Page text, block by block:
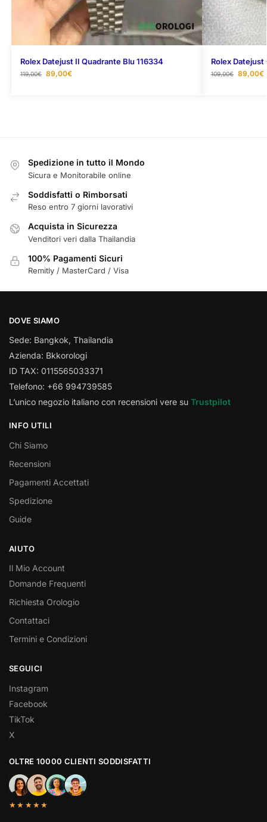
Rolex Datejust II Quadrante Blu 116334
119,00€ 89,00€
Rolex Datejust
109,00€ 89,00€
Spedizione in tutto il Mondo
Sicura e Monitorabile online
Soddisfatti o Rimborsati
Reso entro 7 giorni lavorativi
Acquista in Sicurezza
Venditori veri dalla Thailandia
100% Pagamenti Sicuri
Remitly / MasterCard / Visa
DOVE SIAMO
Sede: Bangkok, Thailandia
Azienda: Bkkorologi
ID TAX: 0115565033371
Telefono: +66 994739585
L’unico negozio italiano con recensioni vere su Trustpilot
INFO UTILI
Chi Siamo
Recensioni
Pagamenti Accettati
Spedizione
Guide
AIUTO
Il Mio Account
Domande Frequenti
Richiesta Orologio
Contattaci
Termini e Condizioni
SEGUICI
Instagram
Facebook
TikTok
X
OLTRE 10000 CLIENTI SODDISFATTI
★★★★★